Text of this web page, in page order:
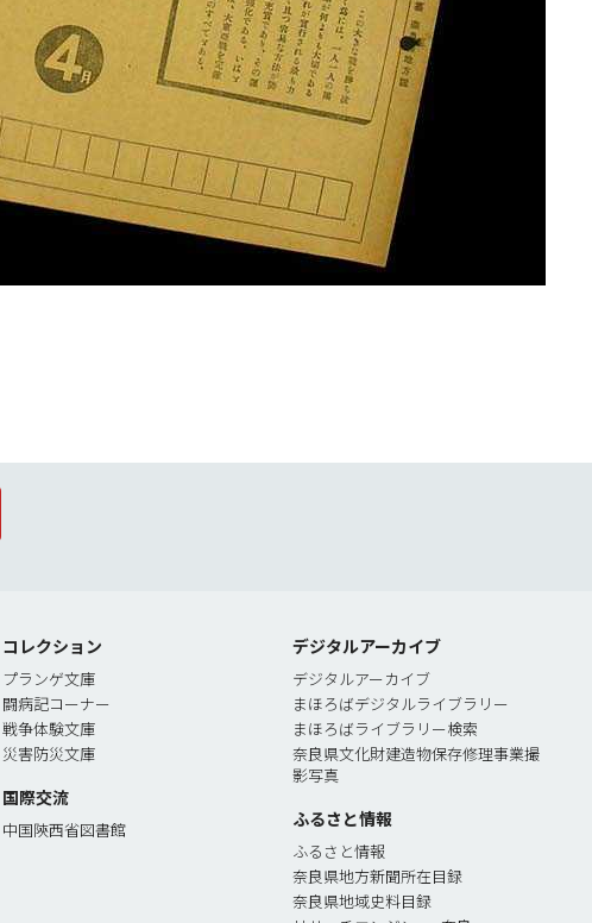
内検索
コレクション
プランゲ文庫
闘病記コーナー
戦争体験文庫
災害防災文庫
国際交流
中国陝西省図書館
デジタルアーカイブ
デジタルアーカイブ
まほろばデジタルライブラリー
まほろばライブラリー検索
奈良県文化財建造物保存修理事業撮
影写真
ふるさと情報
ふるさと情報
奈良県地方新聞所在目録
奈良県地域史料目録